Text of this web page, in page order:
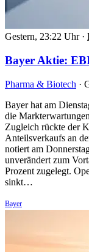
Gestern, 23:22 Uhr ·
Bayer Aktie:
Pharma & Biotech ·
Bayer hat am
die
Zugleich rückte der
Anteilsverkaufs an
notiert am
unverändert zum
Prozent zugelegt.
sinkt…
Bayer